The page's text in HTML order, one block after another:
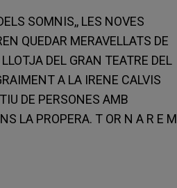
SOMNIS,, LES NOVES
QUEDAR MERAVELLATS DE
DEL GRAN TEATRE DEL
A LA IRENE CALVIS
DE PERSONES AMB
LA PROPERA. T OR N A R E M